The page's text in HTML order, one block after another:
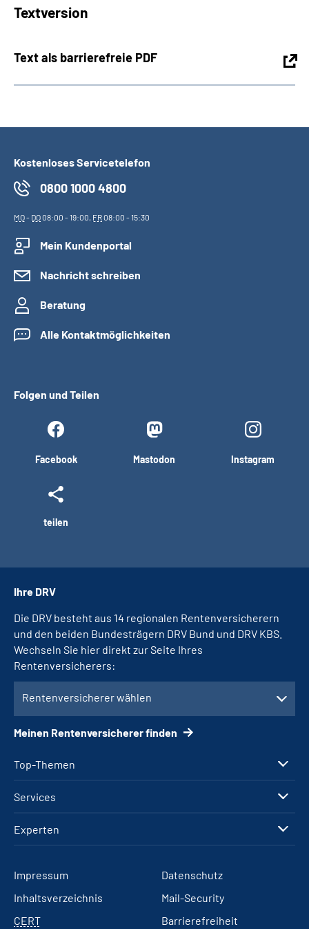
Textversion
Text als barrierefreie PDF
Kostenloses Servicetelefon
0800 1000 4800
MO- DO08:00 - 19:00, FR08:00 - 15:30
Mein Kundenportal
Nachricht schreiben
Beratung
Alle Kontaktmöglichkeiten
Folgen und Teilen
Facebook Mastodon Instagram
teilen
Top-Themen
Services
Experten
Ihre DRV
Die DRV besteht aus 14 regionalen Rentenversicherern
und den beiden Bundesträgern DRV Bund und DRV KBS.
Wechseln Sie hier direkt zur Seite Ihres
Rentenversicherers:
Rentenversicherer wählen
Meinen Rentenversicherer finden
Impressum
Datenschutz
Inhaltsverzeichnis
Mail-Security
CERT
Barrierefreiheit